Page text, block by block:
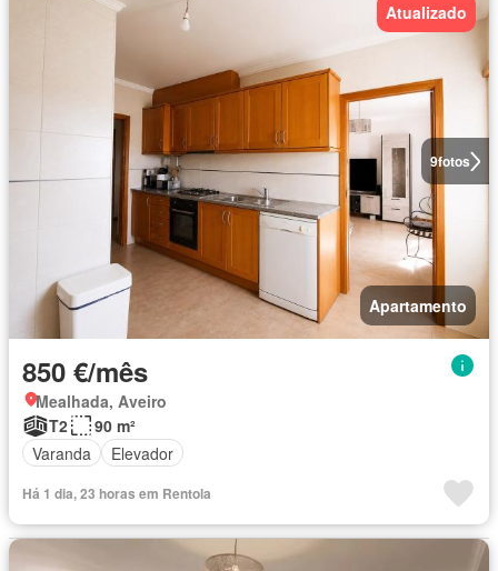
9fotos
Atualizado
Apartamento
850 €/mês
Mealhada, Aveiro
T2
90 m²
Varanda
Elevador
Há 1 dia, 23 horas em Rentola